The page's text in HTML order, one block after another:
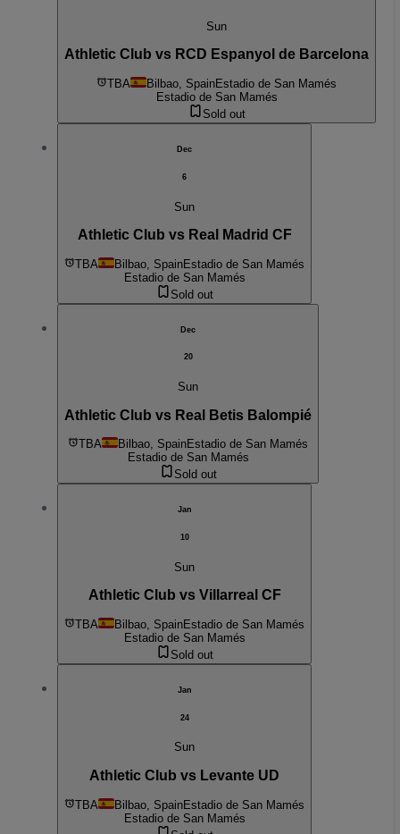
Sun
Athletic Club vs RCD Espanyol de Barcelona
TBA Bilbao, SpainEstadio de San Mamés
Estadio de San Mamés
Sold out
Dec
6
Sun
Athletic Club vs Real Madrid CF
TBA Bilbao, SpainEstadio de San Mamés
Estadio de San Mamés
Sold out
Dec
20
Sun
Athletic Club vs Real Betis Balompié
TBA Bilbao, SpainEstadio de San Mamés
Estadio de San Mamés
Sold out
Jan
10
Sun
Athletic Club vs Villarreal CF
TBA Bilbao, SpainEstadio de San Mamés
Estadio de San Mamés
Sold out
Jan
24
Sun
Athletic Club vs Levante UD
TBA Bilbao, SpainEstadio de San Mamés
Estadio de San Mamés